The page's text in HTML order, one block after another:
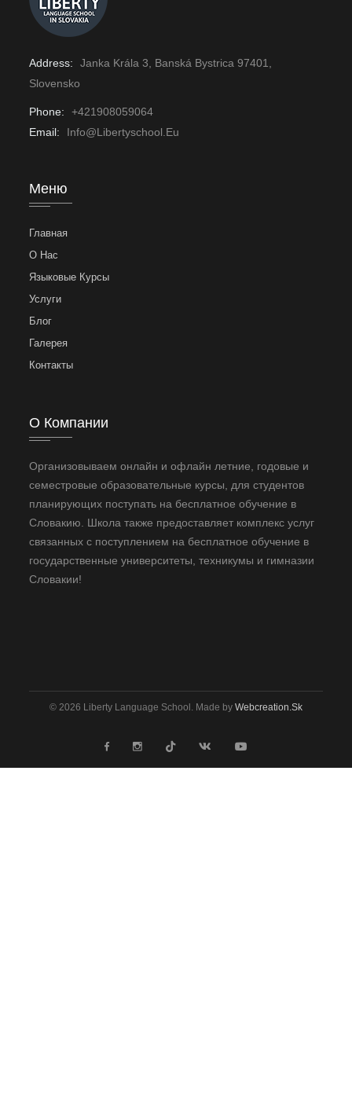
Address:
Janka Krála 3, Banská Bystrica 97401,
Slovensko
Phone:
+421908059064
Email:
Info@libertyschool.eu
Меню
Главная
О Нас
Языковые Курсы
Услуги
Блог
Галерея
Контакты
О Компании
Организовываем онлайн и офлайн летние, годовые и
семестровые образовательные курсы, для студентов
планирующих поступать на бесплатное обучение в
Словакию. Школа также предоставляет комплекс услуг
связанных с поступлением на бесплатное обучение в
государственные университеты, техникумы и гимназии
Словакии!
© 2026 Liberty Language School. Made by Webcreation.sk